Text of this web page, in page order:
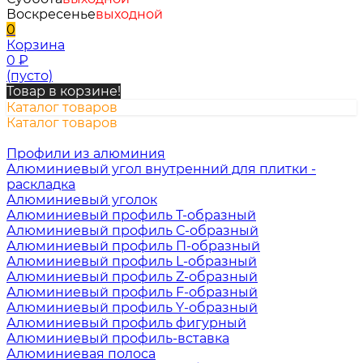
Воскресеньевыходной
0
Корзина
0 ₽
(пусто)
Товар в корзине!
Каталог товаров
Каталог товаров
Профили из алюминия
Алюминиевый угол внутренний для плитки -
раскладка
Алюминиевый уголок
Алюминиевый профиль Т-образный
Алюминиевый профиль С-образный
Алюминиевый профиль П-образный
Алюминиевый профиль L-образный
Алюминиевый профиль Z-образный
Алюминиевый профиль F-образный
Алюминиевый профиль Y-образный
Алюминиевый профиль фигурный
Алюминиевый профиль-вставка
Алюминиевая полоса